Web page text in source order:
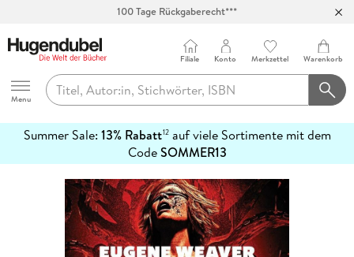
Hugendubel
Menu
Filiale Konto Merkzettel Warenkorb
Summer Sale: 13% Rabatt12auf viele Sortimente mit dem
CodeSOMMER13
erfahren